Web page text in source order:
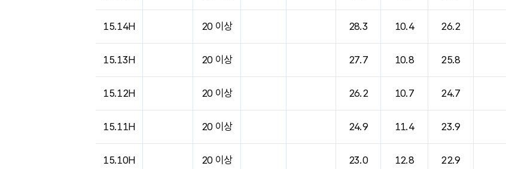
15.14H 20 이상 28.3 10.4 26.2
15.13H 20 이상 27.7 10.8 25.8
15.12H 20 이상 26.2 10.7 24.7
15.11H 20 이상 24.9 11.4 23.9
15.10H 20 이상 23.0 12.8 22.9